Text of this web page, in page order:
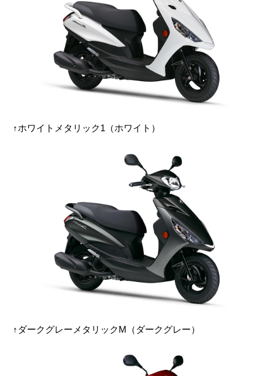
↑ホワイトメタリック1（ホワイト）
↑ダークグレーメタリックM（ダークグレー）